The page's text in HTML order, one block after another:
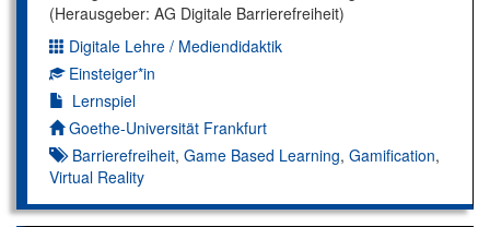
(Herausgeber: AG Digitale Barrierefreiheit)
Dimension:
Digitale Lehre / Mediendidaktik
Kompetenzniveau:
Einsteiger*in
Lernspiel
Autor*in:
Goethe-Universität Frankfurt
Barrierefreiheit, Game Based Learning, Gamification,
Virtual Reality